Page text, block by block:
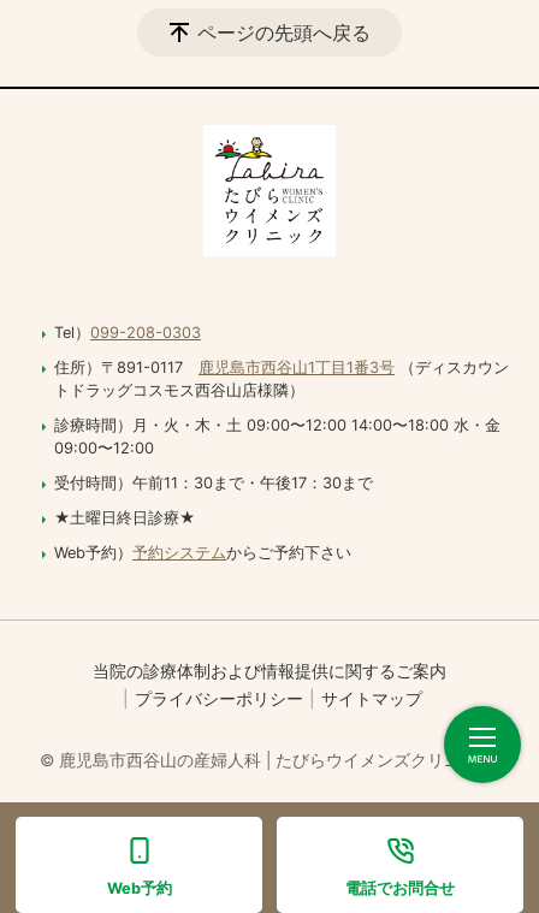
Web予約 電話でお問合せ
ページの先頭へ戻る
Tel） 099-208-0303
住所）〒891-0117
鹿児島市西谷山1丁目1番3号 （ディスカウン
トドラッグコスモス西谷山店様隣）
診療時間）月・火・木・土 09:00〜12:00 14:00〜18:00 水・金
09:00〜12:00
受付時間）午前11：30まで・午後17：30まで
★土曜日終日診療★
Web予約） 予約システムからご予約下さい
当院の診療体制および情報提供に関するご案内
プライバシーポリシー
サイトマップ
© 鹿児島市西谷山の産婦人科 | たびらウイメンズクリニック.